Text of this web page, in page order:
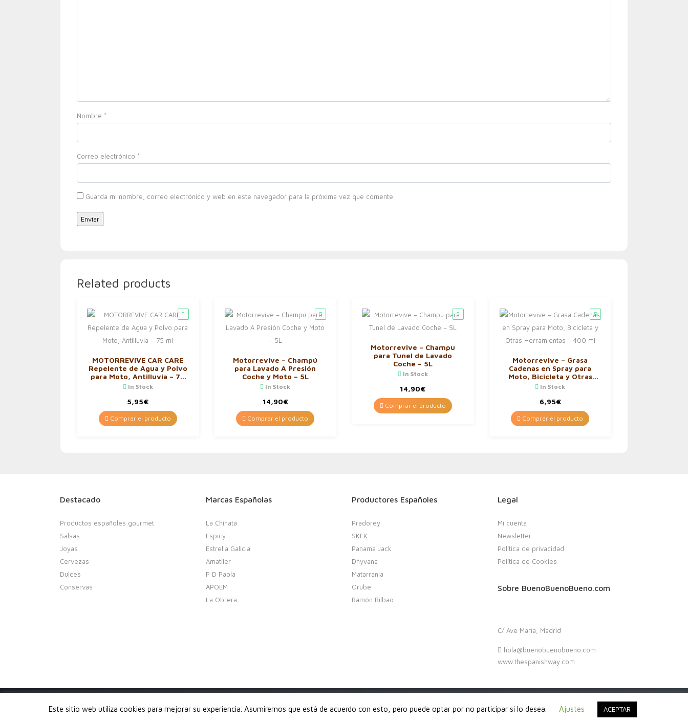
Nombre *
Correo electrónico *
Guarda mi nombre, correo electrónico y web en este navegador para la próxima vez que comente.
Related products
MOTORREVIVE CAR CARE
Repelente de Agua y Polvo
para Moto, Antilluvia – 75
ml
In Stock
5,95€
Comprar el producto
Motorrevive – Champú
para Lavado A Presión
Coche y Moto – 5L
In Stock
14,90€
Comprar el producto
Motorrevive – Champu
para Tunel de Lavado
Coche – 5L
In Stock
14,90€
Comprar el producto
Motorrevive – Grasa
Cadenas en Spray para
Moto, Bicicleta y Otras
Herramientas – 400 ml
In Stock
6,95€
Comprar el producto
Destacado
Productos españoles gourmet
Salsas
Joyas
Cervezas
Dulces
Conservas
Marcas Españolas
La Chinata
Espicy
Estrella Galicia
Amatller
P D Paola
APOEM
La Obrera
Productores Españoles
Pradorey
SKFK
Panama Jack
Dhyvana
Matarrania
Orube
Ramón Bilbao
Legal
Mi cuenta
Newsletter
Política de privacidad
Política de Cookies
Sobre BuenoBuenoBueno.com
C/ Ave María, Madrid
hola@buenobuenobueno.com
www.thespanishway.com
Copyright 2020. Buenobuenobueno.com - Todos los derechos reservados
Este sitio web utiliza cookies para mejorar su experiencia. Asumiremos que está de acuerdo con esto, pero puede optar por no participar si lo desea. Ajustes ACEPTAR